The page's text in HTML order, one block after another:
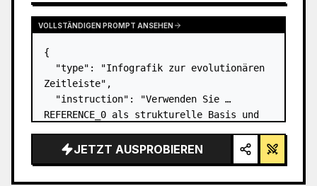
VOLLSTÄNDIGEN PROMPT ANSEHEN
{
  "type": "Infografik zur evolutionären
Zeitleiste",
  "instruction": "Verwenden Sie
REFERENCE_0 als strukturelle Basis und
in eine hochrealistische 3D-Infografik.
Ersetzen Sie die glatten Rampen durch
JETZT AUSPROBIEREN